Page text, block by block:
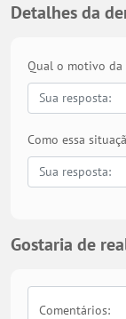
Detalhes da
Qual o motivo da
Como essa
Gostaria de
Comentários: